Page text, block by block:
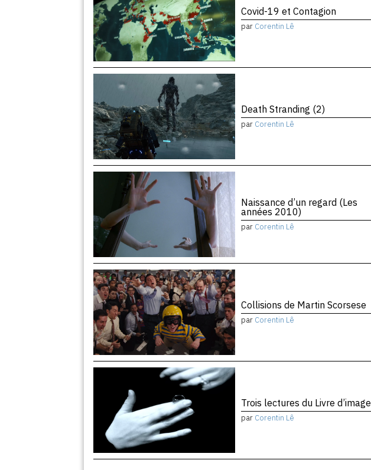
Covid-19 et Contagion
par Corentin Lê
Death Stranding (2)
par Corentin Lê
Naissance d’un regard (Les
années 2010)
par Corentin Lê
Collisions de Martin Scorsese
par Corentin Lê
Trois lectures du Livre d’image
par Corentin Lê